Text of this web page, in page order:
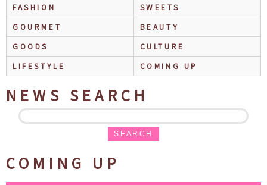
FASHION
SWEETS
GOURMET
BEAUTY
GOODS
CULTURE
LIFESTYLE
COMING UP
NEWS SEARCH
SEARCH
COMING UP